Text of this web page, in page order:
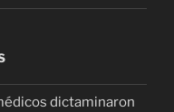
dictaminaron